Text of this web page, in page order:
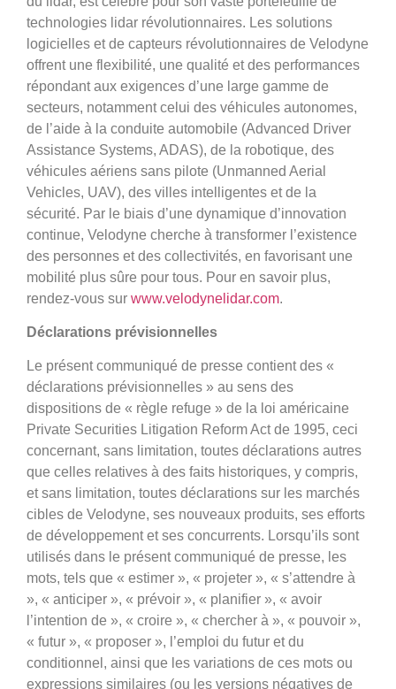
technologies lidar révolutionnaires. Les solutions
logicielles et de capteurs révolutionnaires de Velodyne
offrent une flexibilité, une qualité et des performances
répondant aux exigences d’une large gamme de
secteurs, notamment celui des véhicules autonomes,
de l’aide à la conduite automobile (Advanced Driver
Assistance Systems, ADAS), de la robotique, des
véhicules aériens sans pilote (Unmanned Aerial
Vehicles, UAV), des villes intelligentes et de la
sécurité. Par le biais d’une dynamique d’innovation
continue, Velodyne cherche à transformer l’existence
des personnes et des collectivités, en favorisant une
mobilité plus sûre pour tous. Pour en savoir plus,
rendez-vous sur www.velodynelidar.com.
Déclarations prévisionnelles
Le présent communiqué de presse contient des «
déclarations prévisionnelles » au sens des
dispositions de « règle refuge » de la loi américaine
Private Securities Litigation Reform Act de 1995, ceci
concernant, sans limitation, toutes déclarations autres
que celles relatives à des faits historiques, y compris,
et sans limitation, toutes déclarations sur les marchés
cibles de Velodyne, ses nouveaux produits, ses efforts
de développement et ses concurrents. Lorsqu’ils sont
utilisés dans le présent communiqué de presse, les
mots, tels que « estimer », « projeter », « s’attendre à
», « anticiper », « prévoir », « planifier », « avoir
l’intention de », « croire », « chercher à », « pouvoir »,
« futur », « proposer », l’emploi du futur et du
conditionnel, ainsi que les variations de ces mots ou
expressions similaires (ou les versions négatives de